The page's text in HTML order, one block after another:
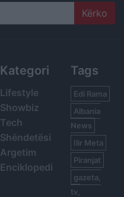
Kategori
Lifestyle
Showbiz
Tech
Shëndetësi
Argetim
Enciklopedi
Tags
Edi Rama
Albania
News
Ilir Meta
Piranjat
gazeta,
tv,